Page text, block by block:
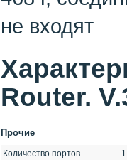
не входят
Router.
Прочие
Количество портов